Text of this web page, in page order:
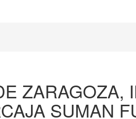
ZARAGOZA,
SUMAN